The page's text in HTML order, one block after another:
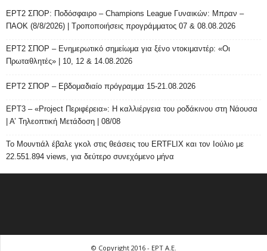
ΕΡΤ2 ΣΠΟΡ: Ποδόσφαιρο – Champions League Γυναικών: Μπραν –
ΠΑΟΚ (8/8/2026) | Τροποποιήσεις προγράμματος 07 & 08.08.2026
ΕΡΤ2 ΣΠΟΡ – Ενημερωτικό σημείωμα για ξένο ντοκιμαντέρ: «Οι
Πρωταθλητές» | 10, 12 & 14.08.2026
ΕΡΤ2 ΣΠΟΡ – Εβδομαδιαίο πρόγραμμα 15-21.08.2026
ΕΡΤ3 – «Project Περιφέρεια»: Η καλλιέργεια του ροδάκινου στη Νάουσα
| Α’ Τηλεοπτική Μετάδοση | 08/08
Το Μουντιάλ έβαλε γκολ στις θεάσεις του ERTFLIX και τον Ιούλιο με
22.551.894 views, για δεύτερο συνεχόμενο μήνα
© Copyright 2016 - ΕΡΤ Α.Ε.